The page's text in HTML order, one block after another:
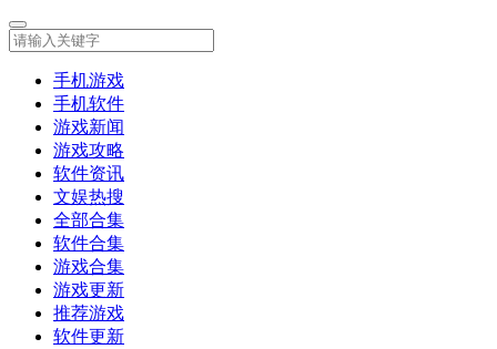
手机游戏
手机软件
游戏新闻
游戏攻略
软件资讯
文娱热搜
全部合集
软件合集
游戏合集
游戏更新
推荐游戏
软件更新